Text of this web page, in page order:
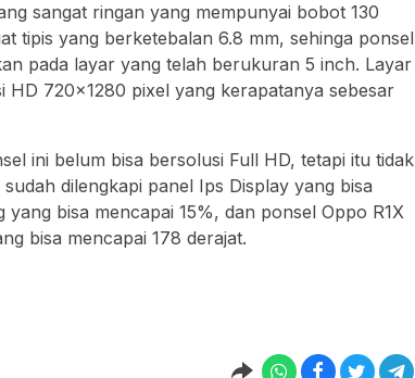
sangat ringan yang mempunyai bobot 130
tipis yang berketebalan 6.8 mm, sehinga ponsel
pada layar yang telah berukuran 5 inch. Layar
HD 720×1280 pixel yang kerapatanya sebesar
ini belum bisa bersolusi Full HD, tetapi itu tidak
dilengkapi panel Ips Display yang bisa
bisa mencapai 15%, dan ponsel Oppo R1X
bisa mencapai 178 derajat.